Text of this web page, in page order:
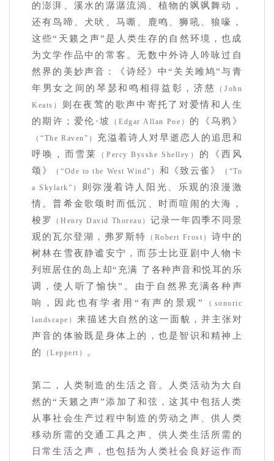
的澎湃、溪水的潺潺流淌、植物的飒飒舞动，
还有鸟啼、犬吠、马嘶、鹿鸣、狮吼、狼嚎，
这些“天籁之声”是人类生存的自然环境，也成
为文学作品中的常客。无数中外诗人吟咏过自
然界的美妙声音：《诗经》中“关关雎鸠”与青
年男女之间的琴瑟和鸣相得益彰，济慈
（John
Keats） 则在夜莺的歌声中寄托了对爱情和人生
的期许；爱伦·坡
（Edgar Allan Poe） 的《乌鸦》
（“The Raven”）
充溢着诗人对早逝恋人的追思和
呼唤，而雪莱
（Percy Bysshe Shelley） 的《西风
颂》
（“Ode to the West Wind”） 和《致云雀》
（“To
a Skylark”） 则弥漫着诗人阳光、乐观的浪漫激
情。普希金歌颂时而低沉、时而喧闹的大海，
梭罗
（Henry David Thoreau） 记录一年四季不同景
观的瓦尔登湖，弗罗斯特
（Robert Frost） 诗中的
树林在雪夜静谧安宁，而莎士比亚剧中人物卡
列班居住的岛上却“充满 了各种声音和悦耳的乐
调，使人听了愉快”。由于自然界充满各种声
响，因此也有学者用“有声的景观”
（sonoric
landscape） 来描述大自然的这一面貌，并主张对
声音的体验既是身体上的，也是智识和精神上
的
（Leppert） 。
第二，人类制造的生活之音。人类活动为大自
然的“天籁之声”添加了和弦，这其中包括人类
从事社会生产过程中制造的劳动之声、供人类
移动所需的交通工具之声、供人类生活所需的
日常生活之声，也包括为人类社会良好运作而